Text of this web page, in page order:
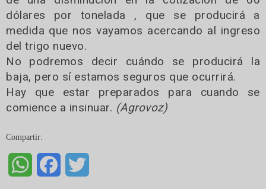
dólares por tonelada , que se producirá a
medida que nos vayamos acercando al ingreso
del trigo nuevo.
No podremos decir cuándo se producirá la
baja, pero sí estamos seguros que ocurrirá.
Hay que estar preparados para cuando se
comience a insinuar. (Agrovoz)
Compartir:
WhatsAppFacebook